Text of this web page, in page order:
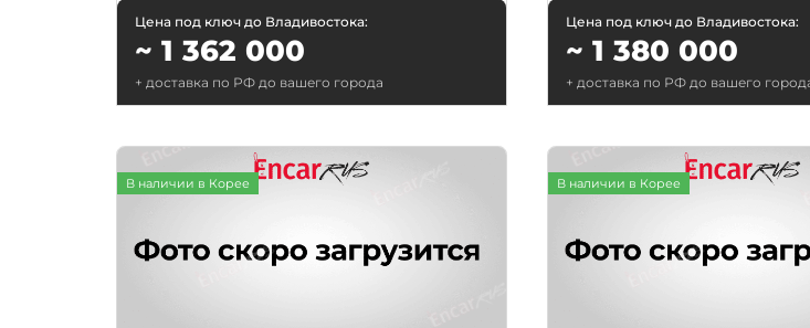
Цена под ключ до Владивостока:
~ 1 362 000
+ доставка по РФ до вашего города
Цена под ключ до Владивостока:
~ 1 380 000
+ доставка по РФ до вашего
В наличии в Корее В наличии в Корее